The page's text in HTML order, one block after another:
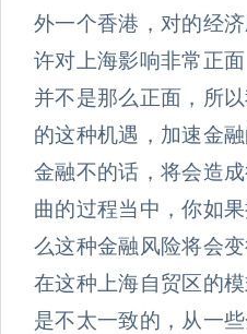
外一个香港，对的经
许对上海影响非常正
并不是那么正面，所
的这种机遇，加速金
金融不的话，将会造
曲的过程当中，你如
么这种金融风险将会
在这种上海自贸区的
是不太一致的，从一